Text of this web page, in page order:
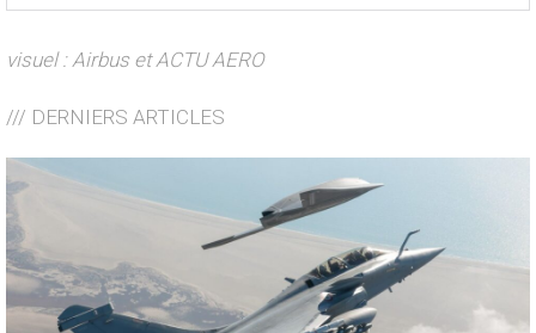
visuel : Airbus et ACTU AERO
/// DERNIERS ARTICLES